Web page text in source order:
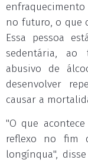
no futuro, o que
Essa pessoa
sedentária, ao
abusivo de
desenvolver
causar a
"O que
reflexo no fim
longínqua",